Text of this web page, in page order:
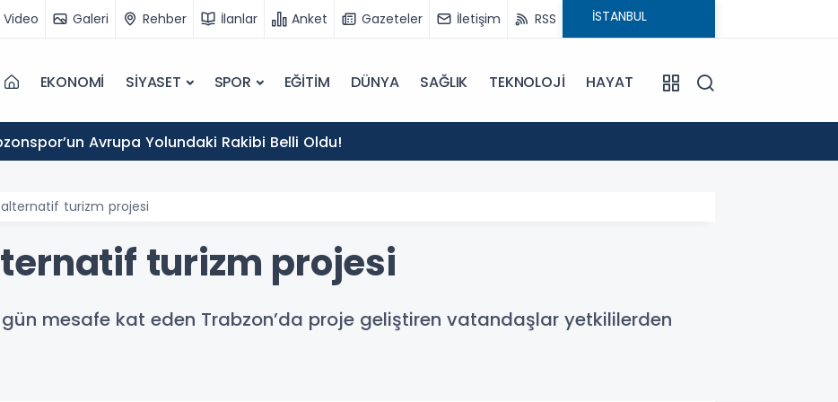
Video Galeri Rehber İlanlar Anket Gazeteler İletişim RSS
EKONOMİ SİYASET SPOR EĞİTİM DÜNYA SAĞLIK TEKNOLOJİ HAYAT
Avrupa Yolundaki Rakibi Belli Oldu!
turizm projesi
turizm projesi
mesafe kat eden Trabzon’da proje geliştiren vatandaşlar yetkililerden